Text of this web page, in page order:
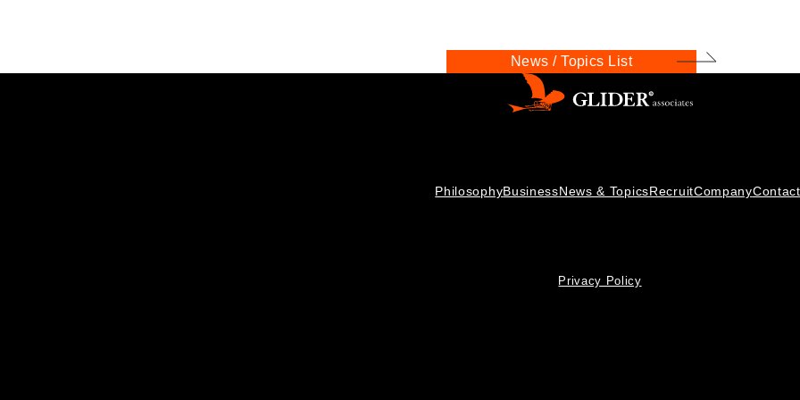
News / Topics List
PhilosophyBusinessNews & TopicsRecruitCompanyContact
Privacy Policy